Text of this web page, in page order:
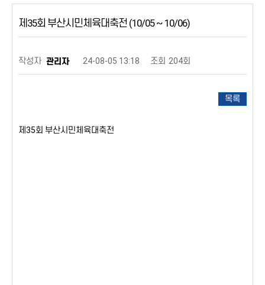
제35회 부산시민체육대축전 (10/05 ~ 10/06)
작성자 관리자 24-08-05 13:18 조회 204회
목록
제35회 부산시민체육대축전